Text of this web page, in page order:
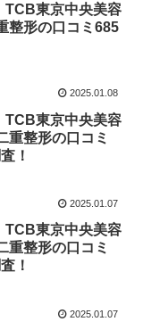
TCB東京中央美容
整形の口コミ685
2025.01.08
TCB東京中央美容
重整形の口コミ
！
2025.01.07
TCB東京中央美容
重整形の口コミ
！
2025.01.07